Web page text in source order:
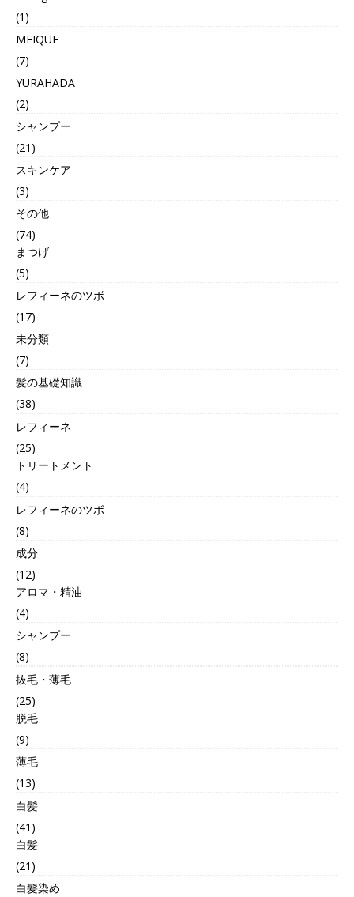
(1)
MEIQUE
(7)
YURAHADA
(2)
シャンプー
(21)
スキンケア
(3)
その他
(74)
まつげ
(5)
レフィーネのツボ
(17)
未分類
(7)
髪の基礎知識
(38)
レフィーネ
(25)
トリートメント
(4)
レフィーネのツボ
(8)
成分
(12)
アロマ・精油
(4)
シャンプー
(8)
抜毛・薄毛
(25)
脱毛
(9)
薄毛
(13)
白髪
(41)
白髪
(21)
白髪染め